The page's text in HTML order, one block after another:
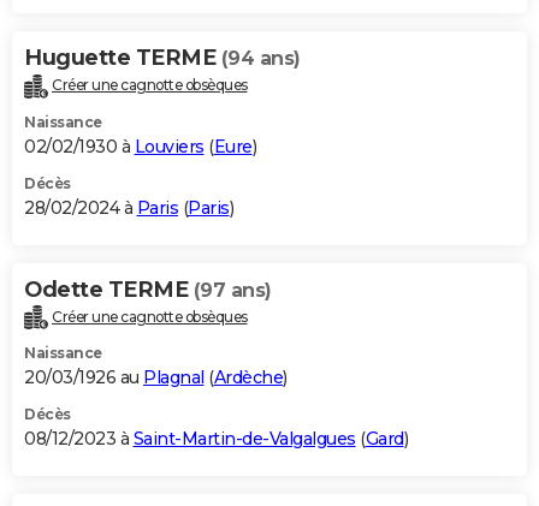
Huguette TERME (94 ans)
Créer une cagnotte obsèques
Naissance
02/02/1930 à Louviers (Eure)
Décès
28/02/2024 à Paris (Paris)
Odette TERME (97 ans)
Créer une cagnotte obsèques
Naissance
20/03/1926 au Plagnal (Ardèche)
Décès
08/12/2023 à Saint-Martin-de-Valgalgues (Gard)